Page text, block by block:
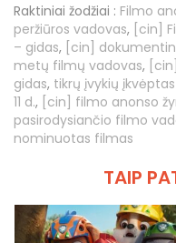
Raktiniai žodžiai : Filmo
peržiūros vadovas, [cin]
– gidas, [cin]
metų filmų vadovas,
gidas, tikrų įvykių
11 d., [cin] filmo anonso
pasirodysiančio filmo
nominuotas filmas
TAIP